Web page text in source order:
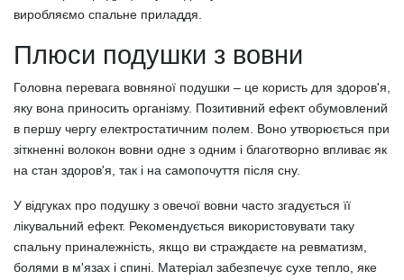
виробляємо спальне приладдя.
Плюси подушки з вовни
Головна перевага вовняної подушки – це користь для здоров'я,
яку вона приносить організму. Позитивний ефект обумовлений
в першу чергу електростатичним полем. Воно утворюється при
зіткненні волокон вовни одне з одним і благотворно впливає як
на стан здоров'я, так і на самопочуття після сну.
У відгуках про подушку з овечої вовни часто згадується її
лікувальний ефект. Рекомендується використовувати таку
спальну приналежність, якщо ви страждаєте на ревматизм,
болями в м'язах і спині. Матеріал забезпечує сухе тепло, яке